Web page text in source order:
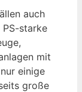
auch
starke
mit
einige
große